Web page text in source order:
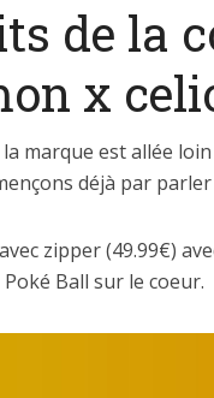
de la
x
marque est allée
déjà par
zipper (49.99€)
Ball sur le coeur.